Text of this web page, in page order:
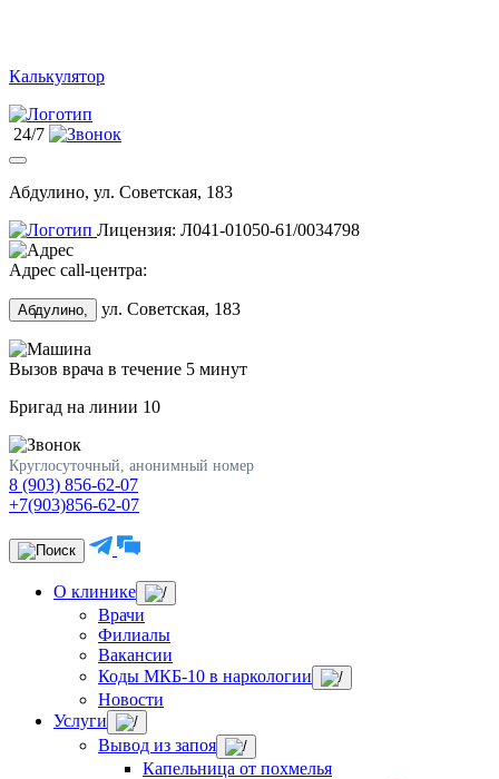
Калькулятор
24/7
Абдулино, ул. Советская, 183
Лицензия: Л041-01050-61/0034798
Адрес call-центра:
Абдулино, ул. Советская, 183
Вызов врача в течение 5 минут
Бригад на линии 10
Круглосуточный, анонимный номер
8 (903) 856-62-07
+7(903)856-62-07
О клинике
Врачи
Филиалы
Вакансии
Коды МКБ-10 в наркологии
Новости
Услуги
Вывод из запоя
Капельница от похмелья